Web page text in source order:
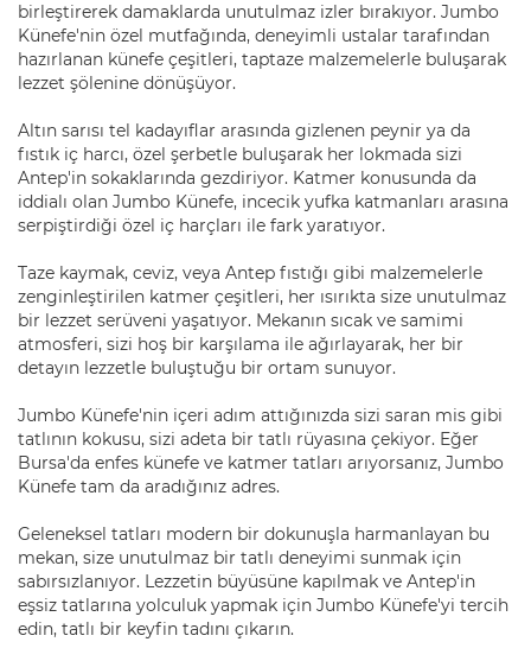
birleştirerek damaklarda unutulmaz izler bırakıyor. Jumbo
Künefe'nin özel mutfağında, deneyimli ustalar tarafından
hazırlanan künefe çeşitleri, taptaze malzemelerle buluşarak
lezzet şölenine dönüşüyor.
Altın sarısı tel kadayıflar arasında gizlenen peynir ya da
fıstık iç harcı, özel şerbetle buluşarak her lokmada sizi
Antep'in sokaklarında gezdiriyor. Katmer konusunda da
iddialı olan Jumbo Künefe, incecik yufka katmanları arasına
serpiştirdiği özel iç harçları ile fark yaratıyor.
Taze kaymak, ceviz, veya Antep fıstığı gibi malzemelerle
zenginleştirilen katmer çeşitleri, her ısırıkta size unutulmaz
bir lezzet serüveni yaşatıyor. Mekanın sıcak ve samimi
atmosferi, sizi hoş bir karşılama ile ağırlayarak, her bir
detayın lezzetle buluştuğu bir ortam sunuyor.
Jumbo Künefe'nin içeri adım attığınızda sizi saran mis gibi
tatlının kokusu, sizi adeta bir tatlı rüyasına çekiyor. Eğer
Bursa'da enfes künefe ve katmer tatları arıyorsanız, Jumbo
Künefe tam da aradığınız adres.
Geleneksel tatları modern bir dokunuşla harmanlayan bu
mekan, size unutulmaz bir tatlı deneyimi sunmak için
sabırsızlanıyor. Lezzetin büyüsüne kapılmak ve Antep'in
eşsiz tatlarına yolculuk yapmak için Jumbo Künefe'yi tercih
edin, tatlı bir keyfin tadını çıkarın.